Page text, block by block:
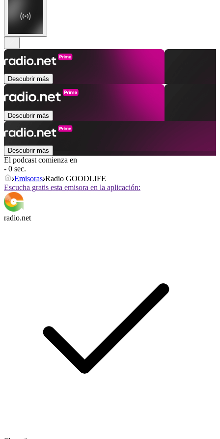
Descubrir más
Descubrir más
Descubrir más
El podcast comienza en
- 0 sec.
Emisoras Radio GOODLIFE
Escucha gratis esta emisora en la aplicación:
radio.net